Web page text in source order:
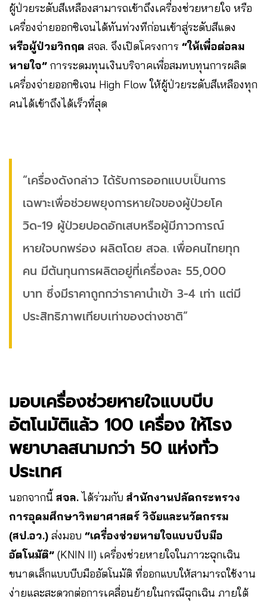
ผู้ป่วยระดับสีเหลืองสามารถเข้าถึงเครื่องช่วยหายใจ หรือ
เครื่องจ่ายออกซิเจนได้ทันท่วงทีก่อนเข้าสู่ระดับสีแดง
หรือผู้ป่วยวิกฤต สจล. จึงเปิดโครงการ “ให้เพื่อต่อลม
หายใจ” การระดมทุนเงินบริจาคเพื่อสมทบทุนการผลิต
เครื่องจ่ายออกซิเจน High Flow ให้ผู้ป่วยระดับสีเหลืองทุก
คนได้เข้าถึงได้เร็วที่สุด
“เครื่องดังกล่าว ได้รับการออกแบบเป็นการ
เฉพาะเพื่อช่วยพยุงการหายใจของผู้ป่วยโค
วิด-19 ผู้ป่วยปอดอักเสบหรือผู้มีภาวการณ์
หายใจบกพร่อง ผลิตโดย สจล. เพื่อคนไทยทุก
คน มีต้นทุนการผลิตอยู่ที่เครื่องละ 55,000
บาท ซึ่งมีราคาถูกกว่าราคานำเข้า 3-4 เท่า แต่มี
ประสิทธิภาพเทียบเท่าของต่างชาติ”
มอบเครื่องช่วยหายใจแบบบีบ
อัตโนมัติแล้ว 100 เครื่อง ให้โรง
พยาบาลสนามกว่า 50 แห่งทั่ว
ประเทศ
นอกจากนี้ สจล. ได้ร่วมกับ สำนักงานปลัดกระทรวง
การอุดมศึกษาวิทยาศาสตร์ วิจัยและนวัตกรรม
(สป.อว.) ส่งมอบ “เครื่องช่วยหายใจแบบบีบมือ
อัตโนมัติ” (KNIN II) เครื่องช่วยหายใจในภาวะฉุกเฉิน
ขนาดเล็กแบบบีบมืออัตโนมัติ ที่ออกแบบให้สามารถใช้งาน
ง่ายและสะดวกต่อการเคลื่อนย้ายในกรณีฉุกเฉิน ภายใต้